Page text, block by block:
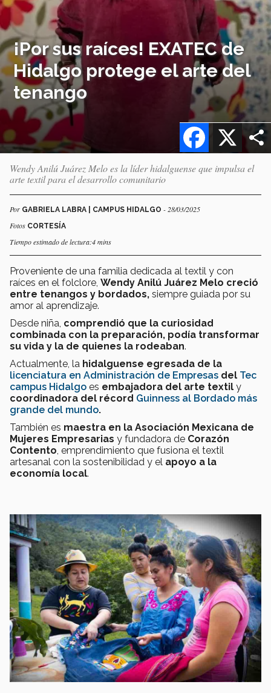
¡Por sus raíces! EXATEC de
Hidalgo protege el arte del
tenango
X
Facebook
Wendy Anilú Juárez Melo es la líder hidalguense que impulsa el
arte textil para el desarrollo comunitario
Por GABRIELA LABRA | CAMPUS HIDALGO - 28/03/2025
Fotos CORTESÍA
Tiempo estimado de lectura:4 mins
Proveniente de una familia dedicada al textil y con
raíces en el folclore, Wendy Anilú Juárez Melo creció
entre tenangos y bordados, siempre guiada por su
amor al aprendizaje.
Desde niña, comprendió que la curiosidad
combinada con la preparación, podía transformar
su vida y la de quienes la rodeaban.
Actualmente, la hidalguense egresada de la
licenciatura en Administración de Empresas del Tec
campus Hidalgo es embajadora del arte textil y
coordinadora del récord Guinness al Bordado más
grande del mundo.
También es maestra en la Asociación Mexicana de
Mujeres Empresarias y fundadora de Corazón
Contento , emprendimiento que fusiona el textil
artesanal con la sostenibilidad y el apoyo a la
economía local.